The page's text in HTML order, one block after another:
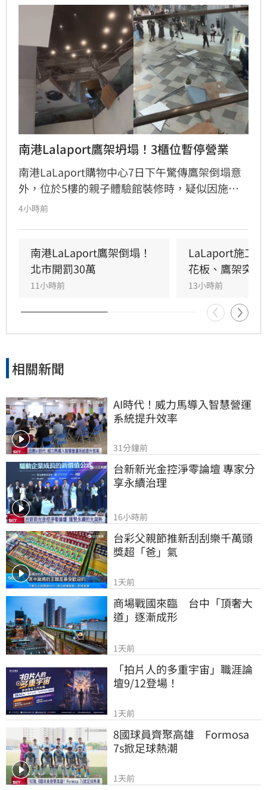
南港Lalaport鷹架坍塌！3櫃位暫停營業
南港LaLaport購物中心7日下午驚傳鷹架倒塌意
外，位於5樓的親子體驗館裝修時，疑似因施工
未固定妥當，導致鷹架與天花板崩落，現場粉塵
3樓部分櫃位暫停營業，其餘區域則維持正常運
作，目前相關單位正積極介入調查，以確保商場
消費安全。
4小時前
南港LaLaport鷹架倒塌！
北市開罰30萬
11小時前
LaLaport施工
花板、鷹架突掉
13小時前
相關新聞
AI時代！威力馬導入智慧營運
系統提升效率
31分鐘前
台新新光金控淨零論壇 專家分
享永續治理
16小時前
台彩父親節推新刮刮樂千萬頭
獎超「爸」氣
1天前
商場戰國來臨　台中「頂奢大
道」逐漸成形
1天前
「拍片人的多重宇宙」職涯論
壇9/12登場！
1天前
8國球員齊聚高雄　Formosa
7s掀足球熱潮
1天前